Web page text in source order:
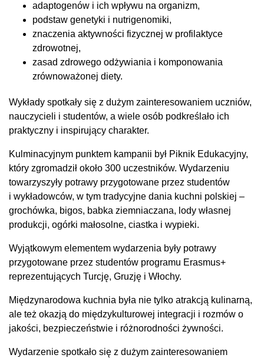
adaptogenów i ich wpływu na organizm,
podstaw genetyki i nutrigenomiki,
znaczenia aktywności fizycznej w profilaktyce
zdrowotnej,
zasad zdrowego odżywiania i komponowania
zrównoważonej diety.
Wykłady spotkały się z dużym zainteresowaniem uczniów,
nauczycieli i studentów, a wiele osób podkreślało ich
praktyczny i inspirujący charakter.
Kulminacyjnym punktem kampanii był Piknik Edukacyjny,
który zgromadził około 300 uczestników. Wydarzeniu
towarzyszyły potrawy przygotowane przez studentów
i wykładowców, w tym tradycyjne dania kuchni polskiej –
grochówka, bigos, babka ziemniaczana, lody własnej
produkcji, ogórki małosolne, ciastka i wypieki.
Wyjątkowym elementem wydarzenia były potrawy
przygotowane przez studentów programu Erasmus+
reprezentujących Turcję, Gruzję i Włochy.
Międzynarodowa kuchnia była nie tylko atrakcją kulinarną,
ale też okazją do międzykulturowej integracji i rozmów o
jakości, bezpieczeństwie i różnorodności żywności.
Wydarzenie spotkało się z dużym zainteresowaniem